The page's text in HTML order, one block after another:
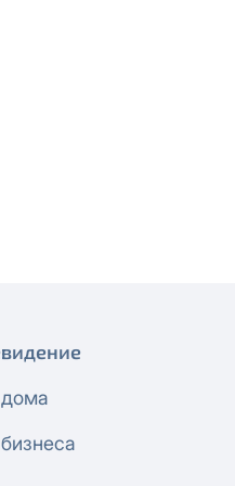
350+ ТВ-
Изменения в